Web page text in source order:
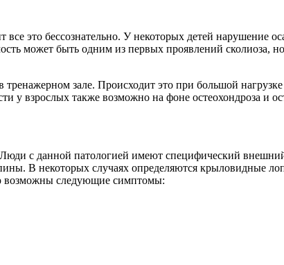
все это бессознательно. У некоторых детей нарушение
может быть одним из первых проявлений сколиоза,
тренажерном зале. Происходит это при большой
у взрослых также возможно на фоне остеохондроза и
с данной патологией имеют специфический
В некоторых случаях определяются крыловидные
возможны следующие симптомы: